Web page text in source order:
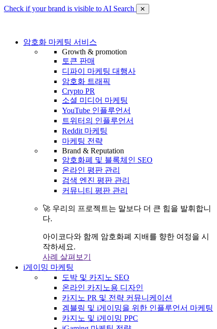
Check if your brand is visible to AI Search ✕
암호화 마케팅 서비스
Growth & promotion
토큰 판매
디파이 마케팅 대행사
암호화 트래픽
Crypto PR
소셜 미디어 마케팅
YouTube 인플루언서
트위터의 인플루언서
Reddit 마케팅
마케팅 전략
Brand & Reputation
암호화폐 및 블록체인 SEO
온라인 평판 관리
검색 엔진 평판 관리
커뮤니티 평판 관리
🚀 우리의 프로젝트는 말보다 더 큰 힘을 발휘합니
다.
아이코다와 함께 암호화폐 지배를 향한 여정을 시
작하세요.
사례 살펴보기
i게이밍 마케팅
도박 및 카지노 SEO
온라인 카지노용 디자인
카지노 PR 및 전략 커뮤니케이션
겜블링 및 i게이밍을 위한 인플루언서 마케팅
카지노 및 i게이밍 PPC